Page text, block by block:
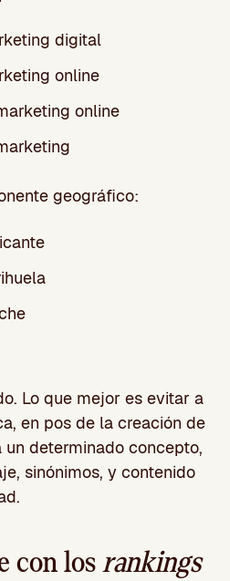
digital
online
online
geográfico:
Lo que mejor es evitar a
en pos de la creación de
determinado concepto,
sinónimos, y contenido
con los rankings